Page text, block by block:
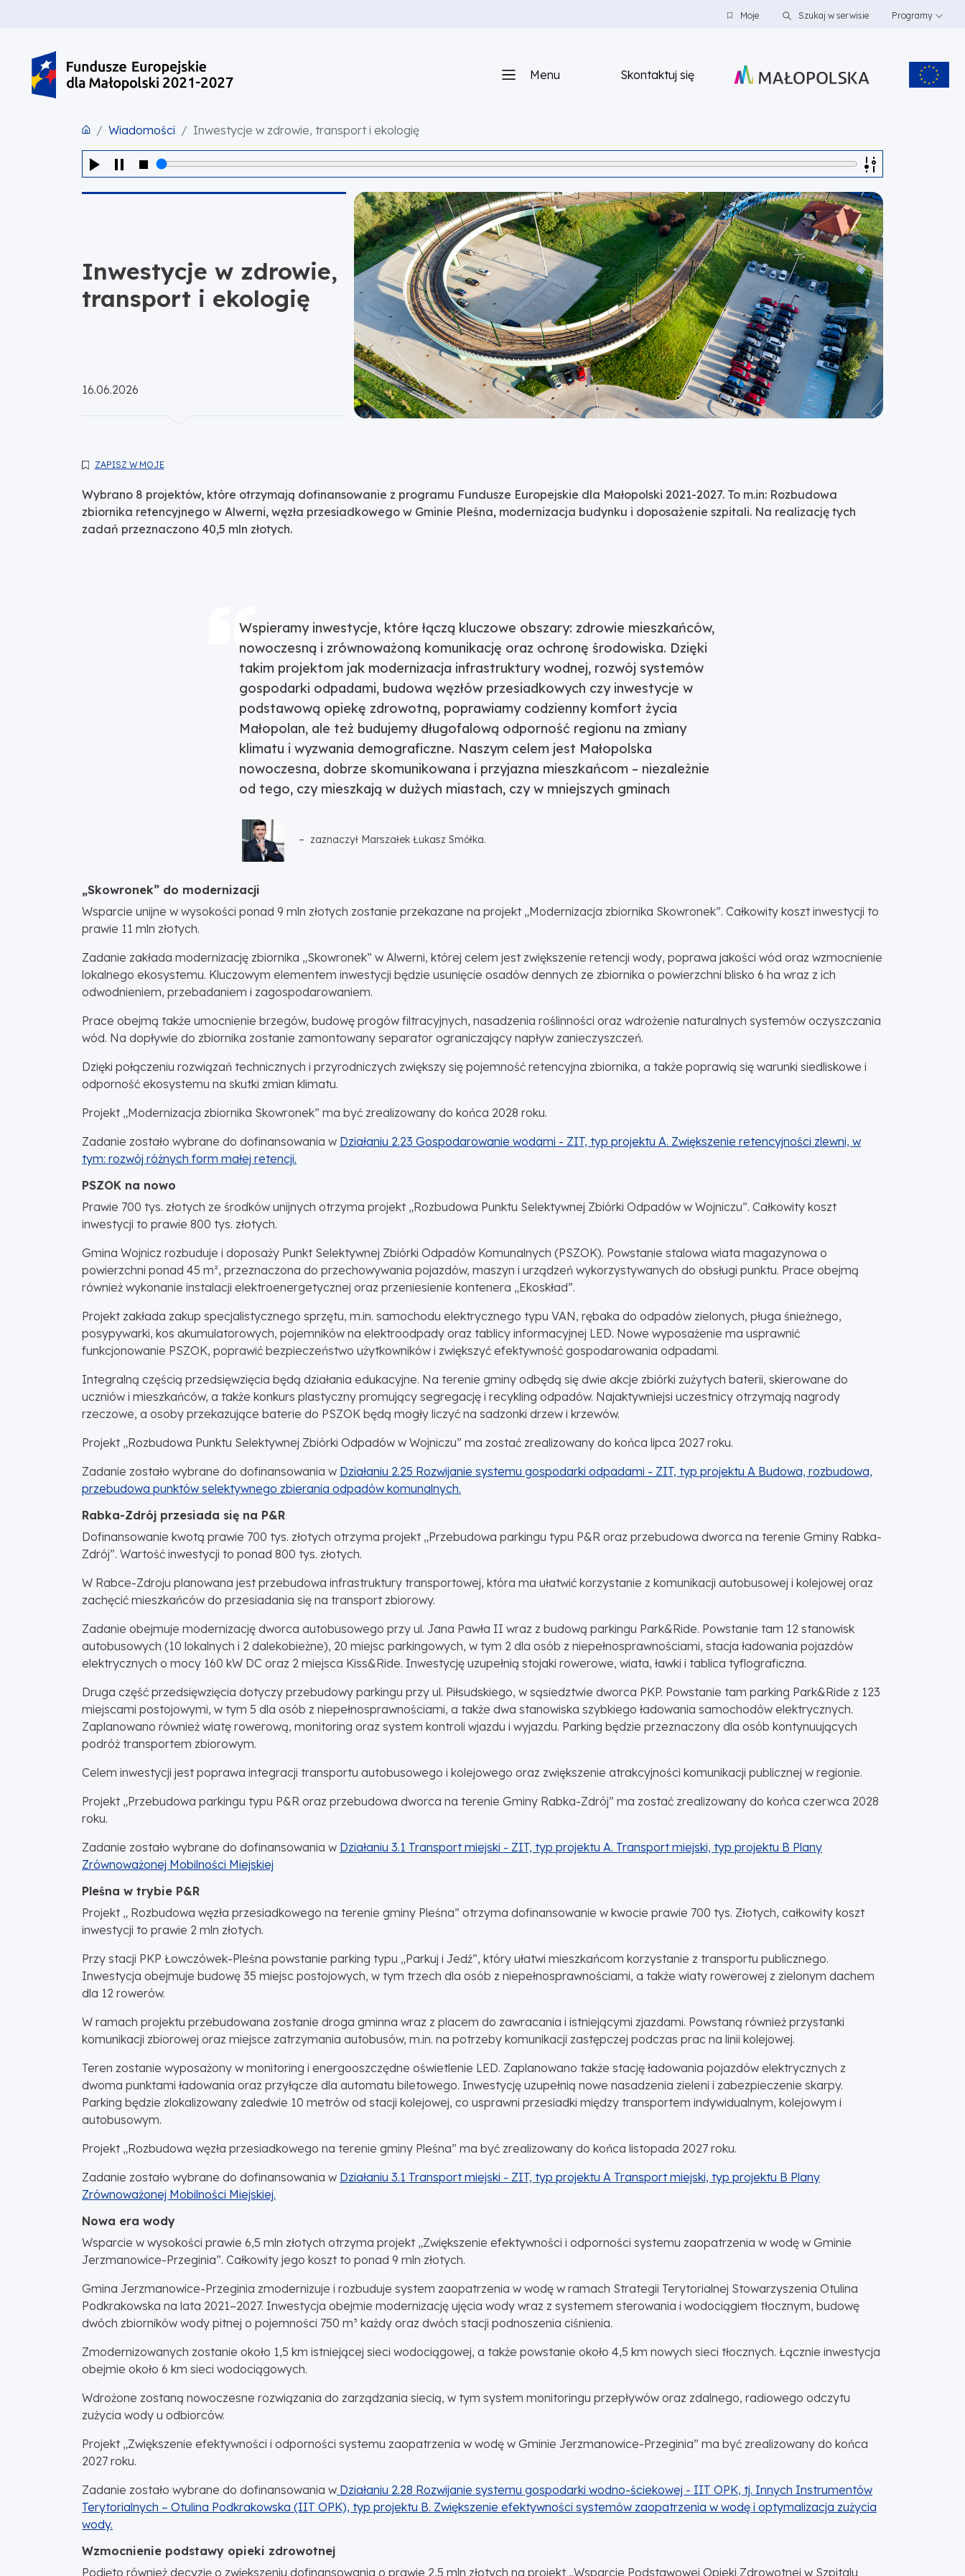
Moje Szukaj w serwisie Programy
Menu Skontaktuj się
Wiadomości Inwestycje w zdrowie, transport i ekologię
Inwestycje w zdrowie,
transport i ekologię
Opublikowano:
16.06.2026
ZAPISZ W MOJE
Wybrano 8 projektów, które otrzymają dofinansowanie z programu Fundusze Europejskie dla Małopolski 2021-2027. To m.in: Rozbudowa
zbiornika retencyjnego w Alwerni, węzła przesiadkowego w Gminie Pleśna, modernizacja budynku i doposażenie szpitali. Na realizację tych
zadań przeznaczono 40,5 mln złotych.
Wspieramy inwestycje, które łączą kluczowe obszary: zdrowie mieszkańców,
nowoczesną i zrównoważoną komunikację oraz ochronę środowiska. Dzięki
takim projektom jak modernizacja infrastruktury wodnej, rozwój systemów
gospodarki odpadami, budowa węzłów przesiadkowych czy inwestycje w
podstawową opiekę zdrowotną, poprawiamy codzienny komfort życia
Małopolan, ale też budujemy długofalową odporność regionu na zmiany
klimatu i wyzwania demograficzne. Naszym celem jest Małopolska
nowoczesna, dobrze skomunikowana i przyjazna mieszkańcom – niezależnie
od tego, czy mieszkają w dużych miastach, czy w mniejszych gminach
– zaznaczył Marszałek Łukasz Smółka.
„Skowronek” do modernizacji
Wsparcie unijne w wysokości ponad 9 mln złotych zostanie przekazane na projekt „Modernizacja zbiornika Skowronek”. Całkowity koszt inwestycji to
prawie 11 mln złotych.
Zadanie zakłada modernizację zbiornika „Skowronek” w Alwerni, której celem jest zwiększenie retencji wody, poprawa jakości wód oraz wzmocnienie
lokalnego ekosystemu. Kluczowym elementem inwestycji będzie usunięcie osadów dennych ze zbiornika o powierzchni blisko 6 ha wraz z ich
odwodnieniem, przebadaniem i zagospodarowaniem.
Prace obejmą także umocnienie brzegów, budowę progów filtracyjnych, nasadzenia roślinności oraz wdrożenie naturalnych systemów oczyszczania
wód. Na dopływie do zbiornika zostanie zamontowany separator ograniczający napływ zanieczyszczeń.
Dzięki połączeniu rozwiązań technicznych i przyrodniczych zwiększy się pojemność retencyjna zbiornika, a także poprawią się warunki siedliskowe i
odporność ekosystemu na skutki zmian klimatu.
Projekt „Modernizacja zbiornika Skowronek” ma być zrealizowany do końca 2028 roku.
Zadanie zostało wybrane do dofinansowania w Działaniu 2.23 Gospodarowanie wodami - ZIT, typ projektu A. Zwiększenie retencyjności zlewni, w
tym: rozwój różnych form małej retencji.
PSZOK na nowo
Prawie 700 tys. złotych ze środków unijnych otrzyma projekt „Rozbudowa Punktu Selektywnej Zbiórki Odpadów w Wojniczu”. Całkowity koszt
inwestycji to prawie 800 tys. złotych.
Gmina Wojnicz rozbuduje i doposaży Punkt Selektywnej Zbiórki Odpadów Komunalnych (PSZOK). Powstanie stalowa wiata magazynowa o
powierzchni ponad 45 m², przeznaczona do przechowywania pojazdów, maszyn i urządzeń wykorzystywanych do obsługi punktu. Prace obejmą
również wykonanie instalacji elektroenergetycznej oraz przeniesienie kontenera „Ekoskład”.
Projekt zakłada zakup specjalistycznego sprzętu, m.in. samochodu elektrycznego typu VAN, rębaka do odpadów zielonych, pługa śnieżnego,
posypywarki, kos akumulatorowych, pojemników na elektroodpady oraz tablicy informacyjnej LED. Nowe wyposażenie ma usprawnić
funkcjonowanie PSZOK, poprawić bezpieczeństwo użytkowników i zwiększyć efektywność gospodarowania odpadami.
Integralną częścią przedsięwzięcia będą działania edukacyjne. Na terenie gminy odbędą się dwie akcje zbiórki zużytych baterii, skierowane do
uczniów i mieszkańców, a także konkurs plastyczny promujący segregację i recykling odpadów. Najaktywniejsi uczestnicy otrzymają nagrody
rzeczowe, a osoby przekazujące baterie do PSZOK będą mogły liczyć na sadzonki drzew i krzewów.
Projekt „Rozbudowa Punktu Selektywnej Zbiórki Odpadów w Wojniczu” ma zostać zrealizowany do końca lipca 2027 roku.
Zadanie zostało wybrane do dofinansowania w Działaniu 2.25 Rozwijanie systemu gospodarki odpadami - ZIT, typ projektu A Budowa, rozbudowa,
przebudowa punktów selektywnego zbierania odpadów komunalnych.
Rabka-Zdrój przesiada się na P&R
Dofinansowanie kwotą prawie 700 tys. złotych otrzyma projekt „Przebudowa parkingu typu P&R oraz przebudowa dworca na terenie Gminy Rabka-
Zdrój”. Wartość inwestycji to ponad 800 tys. złotych.
W Rabce-Zdroju planowana jest przebudowa infrastruktury transportowej, która ma ułatwić korzystanie z komunikacji autobusowej i kolejowej oraz
zachęcić mieszkańców do przesiadania się na transport zbiorowy.
Zadanie obejmuje modernizację dworca autobusowego przy ul. Jana Pawła II wraz z budową parkingu Park&Ride. Powstanie tam 12 stanowisk
autobusowych (10 lokalnych i 2 dalekobieżne), 20 miejsc parkingowych, w tym 2 dla osób z niepełnosprawnościami, stacja ładowania pojazdów
elektrycznych o mocy 160 kW DC oraz 2 miejsca Kiss&Ride. Inwestycję uzupełnią stojaki rowerowe, wiata, ławki i tablica tyflograficzna.
Druga część przedsięwzięcia dotyczy przebudowy parkingu przy ul. Piłsudskiego, w sąsiedztwie dworca PKP. Powstanie tam parking Park&Ride z 123
miejscami postojowymi, w tym 5 dla osób z niepełnosprawnościami, a także dwa stanowiska szybkiego ładowania samochodów elektrycznych.
Zaplanowano również wiatę rowerową, monitoring oraz system kontroli wjazdu i wyjazdu. Parking będzie przeznaczony dla osób kontynuujących
podróż transportem zbiorowym.
Celem inwestycji jest poprawa integracji transportu autobusowego i kolejowego oraz zwiększenie atrakcyjności komunikacji publicznej w regionie.
Projekt „Przebudowa parkingu typu P&R oraz przebudowa dworca na terenie Gminy Rabka-Zdrój” ma zostać zrealizowany do końca czerwca 2028
roku.
Zadanie zostało wybrane do dofinansowania w Działaniu 3.1 Transport miejski - ZIT, typ projektu A. Transport miejski, typ projektu B Plany
Zrównoważonej Mobilności Miejskiej
Pleśna w trybie P&R
Projekt „ Rozbudowa węzła przesiadkowego na terenie gminy Pleśna” otrzyma dofinansowanie w kwocie prawie 700 tys. Złotych, całkowity koszt
inwestycji to prawie 2 mln złotych.
Przy stacji PKP Łowczówek-Pleśna powstanie parking typu „Parkuj i Jedź”, który ułatwi mieszkańcom korzystanie z transportu publicznego.
Inwestycja obejmuje budowę 35 miejsc postojowych, w tym trzech dla osób z niepełnosprawnościami, a także wiaty rowerowej z zielonym dachem
dla 12 rowerów.
W ramach projektu przebudowana zostanie droga gminna wraz z placem do zawracania i istniejącymi zjazdami. Powstaną również przystanki
komunikacji zbiorowej oraz miejsce zatrzymania autobusów, m.in. na potrzeby komunikacji zastępczej podczas prac na linii kolejowej.
Teren zostanie wyposażony w monitoring i energooszczędne oświetlenie LED. Zaplanowano także stację ładowania pojazdów elektrycznych z
dwoma punktami ładowania oraz przyłącze dla automatu biletowego. Inwestycję uzupełnią nowe nasadzenia zieleni i zabezpieczenie skarpy.
Parking będzie zlokalizowany zaledwie 10 metrów od stacji kolejowej, co usprawni przesiadki między transportem indywidualnym, kolejowym i
autobusowym.
Projekt „Rozbudowa węzła przesiadkowego na terenie gminy Pleśna” ma być zrealizowany do końca listopada 2027 roku.
Zadanie zostało wybrane do dofinansowania w Działaniu 3.1 Transport miejski - ZIT, typ projektu A Transport miejski, typ projektu B Plany
Zrównoważonej Mobilności Miejskiej.
Nowa era wody
Wsparcie w wysokości prawie 6,5 mln złotych otrzyma projekt „Zwiększenie efektywności i odporności systemu zaopatrzenia w wodę w Gminie
Jerzmanowice-Przeginia”. Całkowity jego koszt to ponad 9 mln złotych.
Gmina Jerzmanowice-Przeginia zmodernizuje i rozbuduje system zaopatrzenia w wodę w ramach Strategii Terytorialnej Stowarzyszenia Otulina
Podkrakowska na lata 2021–2027. Inwestycja obejmie modernizację ujęcia wody wraz z systemem sterowania i wodociągiem tłocznym, budowę
dwóch zbiorników wody pitnej o pojemności 750 m³ każdy oraz dwóch stacji podnoszenia ciśnienia.
Zmodernizowanych zostanie około 1,5 km istniejącej sieci wodociągowej, a także powstanie około 4,5 km nowych sieci tłocznych. Łącznie inwestycja
obejmie około 6 km sieci wodociągowych.
Wdrożone zostaną nowoczesne rozwiązania do zarządzania siecią, w tym system monitoringu przepływów oraz zdalnego, radiowego odczytu
zużycia wody u odbiorców.
Projekt „Zwiększenie efektywności i odporności systemu zaopatrzenia w wodę w Gminie Jerzmanowice-Przeginia” ma być zrealizowany do końca
2027 roku.
Zadanie zostało wybrane do dofinansowania w Działaniu 2.28 Rozwijanie systemu gospodarki wodno-ściekowej - IIT OPK, tj. Innych Instrumentów
Terytorialnych – Otulina Podkrakowska (IIT OPK), typ projektu B. Zwiększenie efektywności systemów zaopatrzenia w wodę i optymalizacja zużycia
wody.
Wzmocnienie podstawy opieki zdrowotnej
Podjęto również decyzję o zwiększeniu dofinansowania o prawie 2,5 mln złotych na projekt „Wsparcie Podstawowej Opieki Zdrowotnej w Szpitalu